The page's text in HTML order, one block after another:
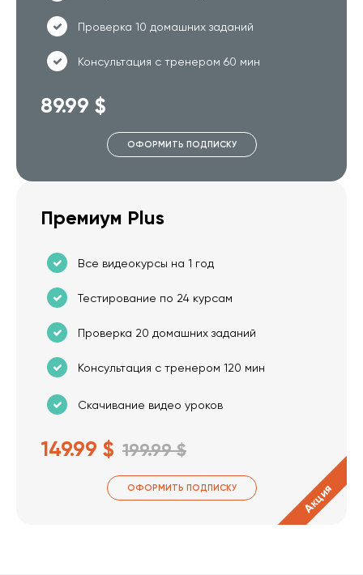
Проверка 10 домашних заданий
Консультация с тренером 60 мин
89.99 $
ОФОРМИТЬ ПОДПИСКУ
Премиум Plus
Все видеокурсы на 1 год
Тестирование по 24 курсам
Проверка 20 домашних заданий
Консультация с тренером 120 мин
Скачивание видео уроков
149.99 $ 199.99 $
ОФОРМИТЬ ПОДПИСКУ Акция